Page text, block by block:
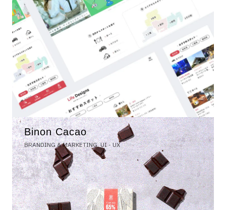
Binon Cacao
BRANDING & MARKETING, UI - UX